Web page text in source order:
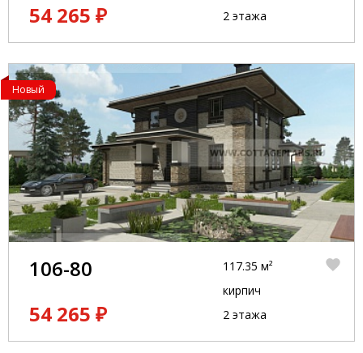
54 265 ₽
2 этажа
Новый
106-80
54 265 ₽
117.35 м²
кирпич
2 этажа